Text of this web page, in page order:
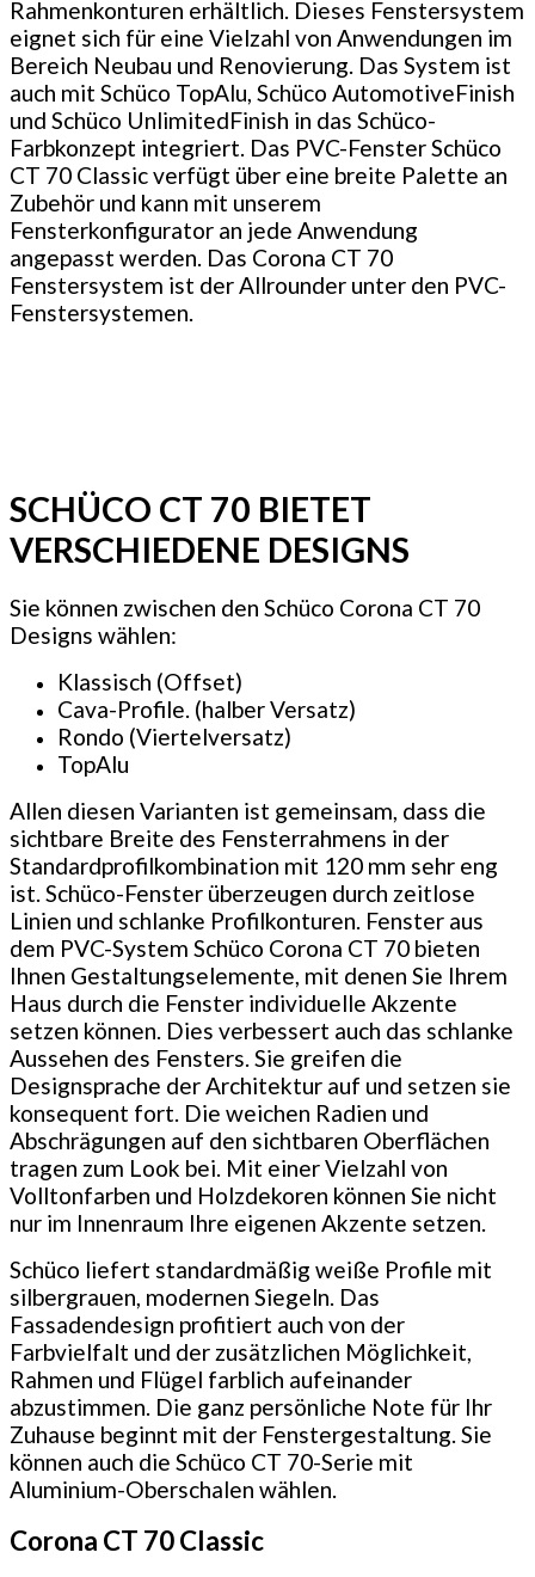
Rahmenkonturen erhältlich. Dieses Fenstersystem
eignet sich für eine Vielzahl von Anwendungen im
Bereich Neubau und Renovierung. Das System ist
auch mit Schüco TopAlu, Schüco AutomotiveFinish
und Schüco UnlimitedFinish in das Schüco-
Farbkonzept integriert. Das PVC-Fenster Schüco
CT 70 Classic verfügt über eine breite Palette an
Zubehör und kann mit unserem
Fensterkonfigurator an jede Anwendung
angepasst werden. Das Corona CT 70
Fenstersystem ist der Allrounder unter den PVC-
Fenstersystemen.
SCHÜCO CT 70 BIETET
VERSCHIEDENE DESIGNS
Sie können zwischen den Schüco Corona CT 70
Designs wählen:
Klassisch (Offset)
Cava-Profile. (halber Versatz)
Rondo (Viertelversatz)
TopAlu
Allen diesen Varianten ist gemeinsam, dass die
sichtbare Breite des Fensterrahmens in der
Standardprofilkombination mit 120 mm sehr eng
ist. Schüco-Fenster überzeugen durch zeitlose
Linien und schlanke Profilkonturen. Fenster aus
dem PVC-System Schüco Corona CT 70 bieten
Ihnen Gestaltungselemente, mit denen Sie Ihrem
Haus durch die Fenster individuelle Akzente
setzen können. Dies verbessert auch das schlanke
Aussehen des Fensters. Sie greifen die
Designsprache der Architektur auf und setzen sie
konsequent fort. Die weichen Radien und
Abschrägungen auf den sichtbaren Oberflächen
tragen zum Look bei. Mit einer Vielzahl von
Volltonfarben und Holzdekoren können Sie nicht
nur im Innenraum Ihre eigenen Akzente setzen.
Schüco liefert standardmäßig weiße Profile mit
silbergrauen, modernen Siegeln. Das
Fassadendesign profitiert auch von der
Farbvielfalt und der zusätzlichen Möglichkeit,
Rahmen und Flügel farblich aufeinander
abzustimmen. Die ganz persönliche Note für Ihr
Zuhause beginnt mit der Fenstergestaltung. Sie
können auch die Schüco CT 70-Serie mit
Aluminium-Oberschalen wählen.
Corona CT 70 Classic